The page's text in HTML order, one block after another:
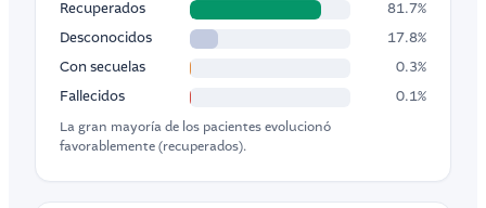
Recuperados 81.7%
Desconocidos 17.8%
Con secuelas 0.3%
Fallecidos 0.1%
La gran mayoría de los pacientes evolucionó
favorablemente (recuperados).